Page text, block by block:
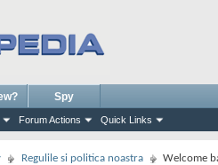
Forum Actions Quick Links
Spy
Regulile si politica noastra Welcome